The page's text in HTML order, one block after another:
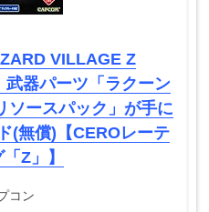
VILLAGE Z
器パーツ「ラクーン
ソースパック」が手に
(無償)【CEROレーテ
Z」】
コン